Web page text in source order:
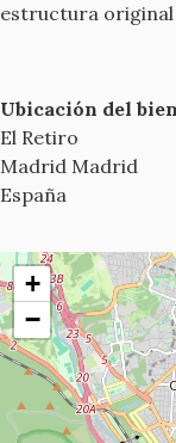
estructura original
Ubicación del bien
El Retiro
Madrid Madrid
España
+
−